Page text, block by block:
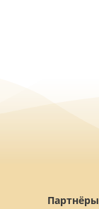
Партнёры